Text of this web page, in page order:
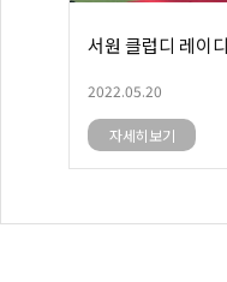
서원 클럽디 레이
2022.05.20
자세히보기